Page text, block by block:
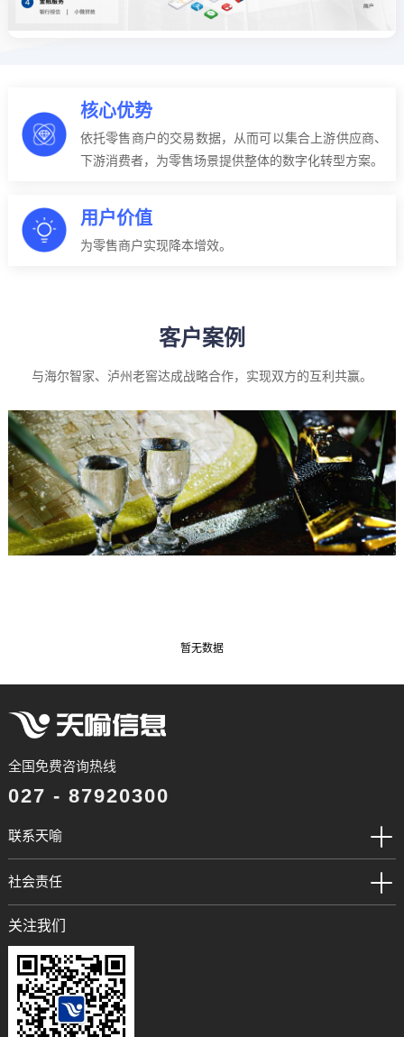
核心优势
依托零售商户的交易数据，从而可以集合上游供应商、
下游消费者，为零售场景提供整体的数字化转型方案。
用户价值
为零售商户实现降本增效。
客户案例
与海尔智家、泸州老窖达成战略合作，实现双方的互利共赢。
暂无数据
全国免费咨询热线
027 - 87920300
联系天喻
社会责任
关注我们